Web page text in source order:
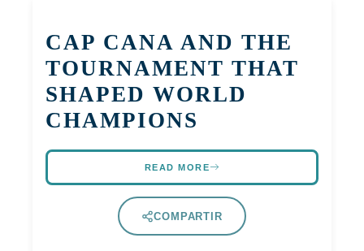
CAP CANA AND THE
TOURNAMENT THAT
SHAPED WORLD
CHAMPIONS
READ MORE
COMPARTIR